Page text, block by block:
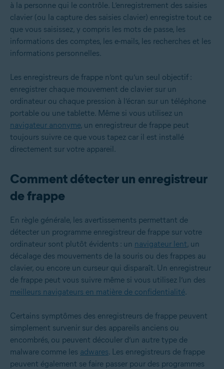
à la personne qui le contrôle. L’enregistrement des saisies
clavier (ou la capture des saisies clavier) enregistre tout ce
que vous saisissez, y compris les mots de passe, les
informations des comptes, les e-mails, les recherches et les
informations personnelles.
Les enregistreurs de frappe n’ont qu’un seul objectif :
enregistrer chaque mouvement de clavier sur un
ordinateur ou chaque pression à l’écran sur un téléphone
portable ou une tablette. Même si vous utilisez un
navigateur anonyme, un enregistreur de frappe peut
toujours suivre ce que vous tapez car il est installé
directement sur votre appareil.
Comment détecter un enregistreur
de frappe
En règle générale, les avertissements permettant de
détecter un programme enregistreur de frappe sur votre
ordinateur sont plutôt évidents : un navigateur lent, un
décalage des mouvements de la souris ou des frappes au
clavier, ou encore un curseur qui disparaît. Un enregistreur
de frappe peut vous suivre même si vous utilisez l’un des
meilleurs navigateurs en matière de confidentialité.
Certains symptômes des enregistreurs de frappe peuvent
simplement survenir sur des appareils anciens ou
encombrés, ou peuvent découler d’un autre type de
malware comme les adwares. Les enregistreurs de frappe
peuvent également se faire passer pour des programmes